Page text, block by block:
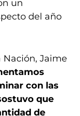
un
del año
Jaime
con las
que
de